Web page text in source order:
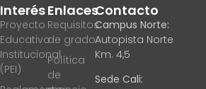
Enlaces
Requisitos
de grado
Política
de
Interés
Proyecto
Educativo
Institucional
(PEI)
Contacto
Campus Norte:
Autopista Norte
Km. 4,5
Sede Cali: